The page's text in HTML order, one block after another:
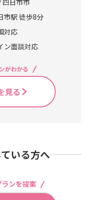
四日市市
市駅 徒歩8分
対応
ン面談対応
がわかる
見る
いる方へ
ンを提案